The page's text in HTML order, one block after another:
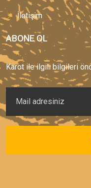
İletişim
ABONE OL
Karot ile ilgili bilgileri